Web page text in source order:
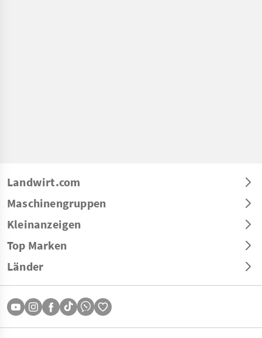
Landwirt.com
Maschinengruppen
Kleinanzeigen
Top Marken
Länder